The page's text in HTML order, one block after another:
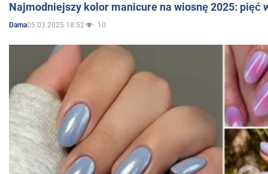
Najmodniejszy kolor manicure na wiosnę 2025: pięć
Dama05.03.2025 18:52 10